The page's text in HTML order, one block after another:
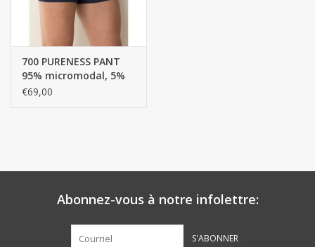
700 PURENESS PANT
95% micromodal, 5%
Elasthanne, SINGLE
€69,00
Abonnez-vous à notre infolettre:
S'ABONNER